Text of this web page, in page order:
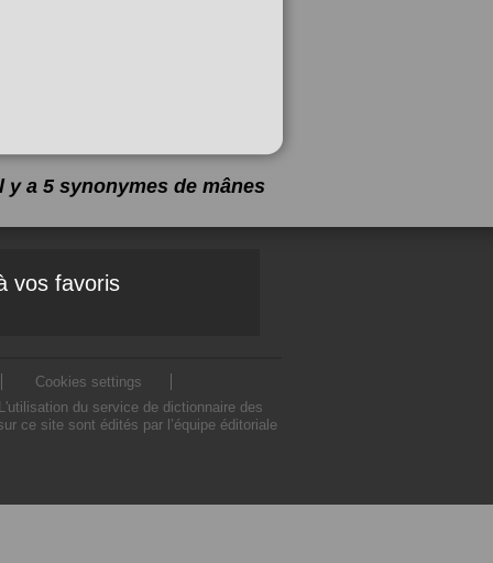
y a 5 synonymes de mânes
vos favoris
Cookies settings
du service de dictionnaire des
ce site sont édités par l’équipe éditoriale